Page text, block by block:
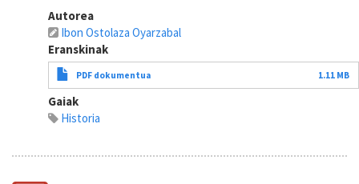
Autorea
Ibon Ostolaza Oyarzabal
Eranskinak
PDF dokumentua 1.11 MB
Gaiak
Historia